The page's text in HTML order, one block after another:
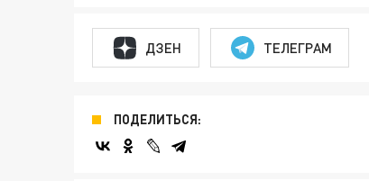
ДЗЕН ТЕЛЕГРАМ
ПОДЕЛИТЬСЯ: